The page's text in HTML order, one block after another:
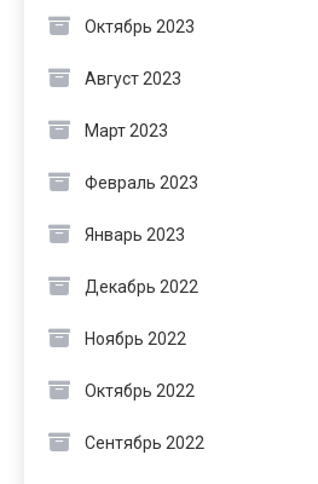
Октябрь 2023
Август 2023
Март 2023
Февраль 2023
Январь 2023
Декабрь 2022
Ноябрь 2022
Октябрь 2022
Сентябрь 2022